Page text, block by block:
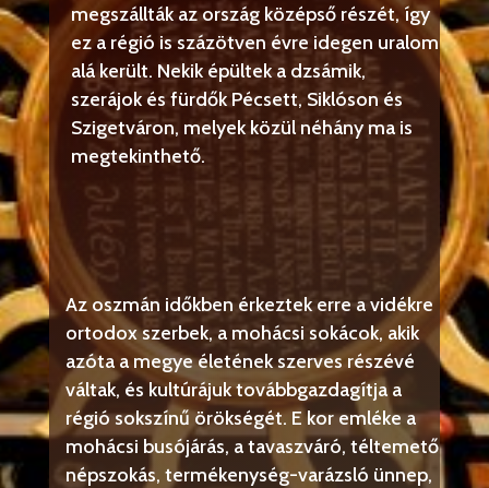
megszállták az ország középső részét, így
ez a régió is százötven évre idegen uralom
alá került. Nekik épültek a dzsámik,
szerájok és fürdők Pécsett, Siklóson és
Szigetváron, melyek közül néhány ma is
megtekinthető.
Az oszmán időkben érkeztek erre a vidékre
ortodox szerbek, a mohácsi sokácok, akik
azóta a megye életének szerves részévé
váltak, és kultúrájuk továbbgazdagítja a
régió sokszínű örökségét. E kor emléke a
mohácsi busójárás, a tavaszváró, téltemető
népszokás, termékenység-varázsló ünnep,